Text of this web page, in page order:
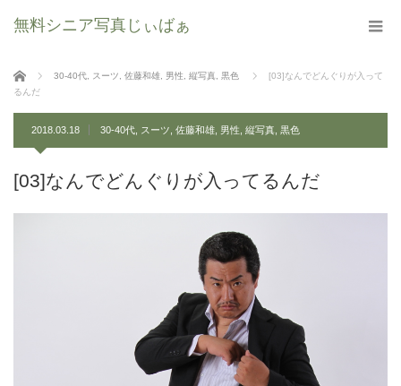
無料シニア写真じぃばぁ
ホーム 30-40代 スーツ 佐藤和雄 男性 縦写真 黒色
[03]なんでどんぐりが入って
るんだ
2018.03.18 30-40代 スーツ 佐藤和雄 男性 縦写真 黒色
[03]なんでどんぐりが入ってるんだ